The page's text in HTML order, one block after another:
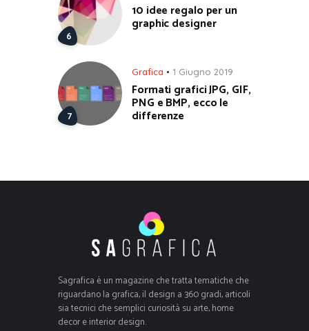
10 idee regalo per un
graphic designer
Grafica 1 Giugno 2019
Formati grafici JPG, GIF,
PNG e BMP, ecco le
differenze
Sagrafica è un magazine che tratta tematiche che
riguardano la grafica, il design a 360 gradi, articoli
sia tecnici che semplici curiosità su arte, home
decor e interior design.